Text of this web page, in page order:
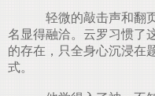
轻微的敲击声和翻
名显得融洽。云罗习惯了
的存在，只全身心沉浸在
式。